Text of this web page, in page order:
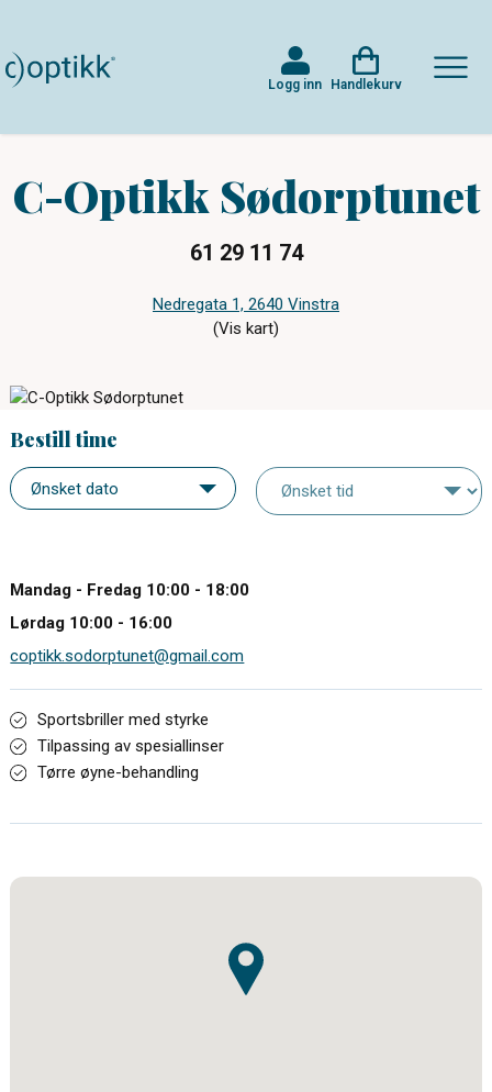
Logg inn Handlekurv
C-Optikk Sødorptunet
61 29 11 74
Nedregata 1, 2640 Vinstra
(Vis kart)
Bestill time
Mandag - Fredag 10:00 - 18:00
Lørdag 10:00 - 16:00
coptikk.sodorptunet@gmail.com
Sportsbriller med styrke
Tilpassing av spesiallinser
Tørre øyne-behandling